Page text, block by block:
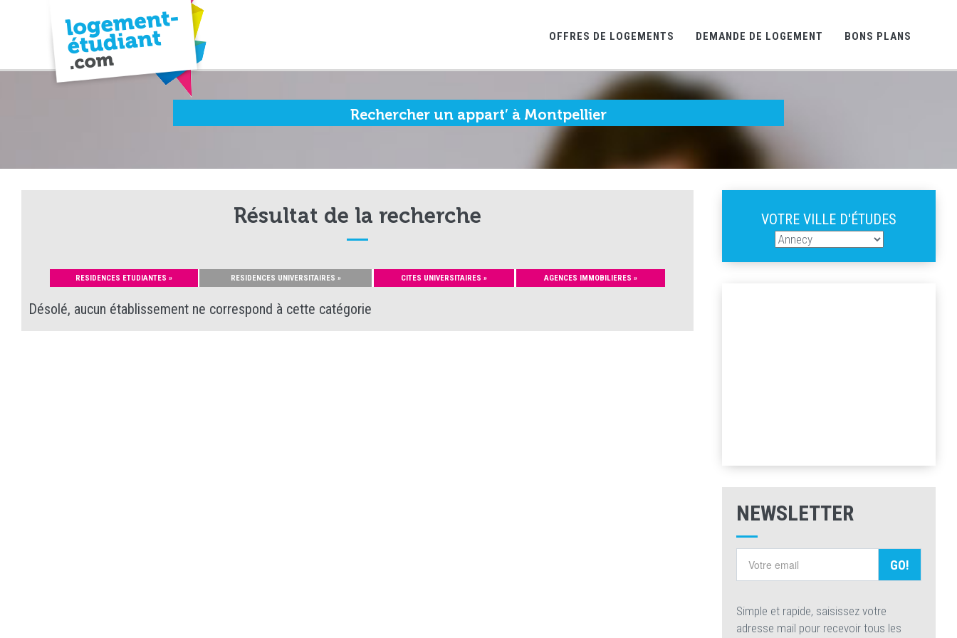
OFFRES DE LOGEMENTS DEMANDE DE LOGEMENT BONS PLANS
Rechercher un appart’ à Montpellier
VOTRE VILLE D'ÉTUDES
NEWSLETTER
GO!
Simple et rapide, saisissez votre
adresse mail pour recevoir tous les
Résultat de la recherche
RESIDENCES ETUDIANTES » RESIDENCES UNIVERSITAIRES » CITES UNIVERSITAIRES » AGENCES IMMOBILIERES »
Désolé, aucun établissement ne correspond à cette catégorie